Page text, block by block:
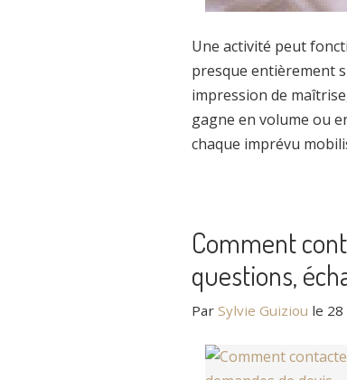
Une activité peut
presque entièrement
impression de
gagne en volume ou
chaque imprévu
Comment
questions,
Par Sylvie Guiziou le